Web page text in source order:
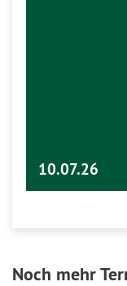
10.07.26
Noch mehr